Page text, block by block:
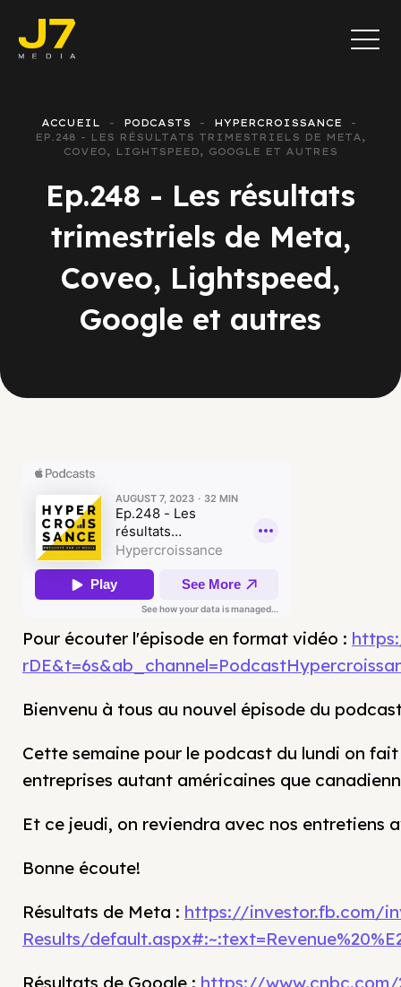
ACCUEIL PODCASTS
HYPERCROISSANCE
EP.248 - LES RÉSULTATS TRIMESTRIELS DE META,
COVEO, LIGHTSPEED, GOOGLE ET AUTRES
Ep.248 - Les résultats
trimestriels de Meta,
Coveo, Lightspeed,
Google et autres
Pour écouter l'épisode en format vidéo :
Bienvenu à tous au nouvel épisode du
Cette semaine pour le podcast du lundi on
entreprises autant américaines que
Et ce jeudi, on reviendra avec nos entretiens
Bonne écoute!
Résultats de Meta : https://investor.fb.com/
Results/